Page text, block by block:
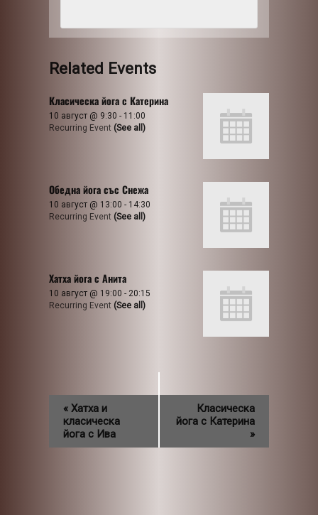
Related Events
Класическа йога с Катерина
10 август @ 9:30 - 11:00
Recurring Event (See all)
Обедна йога със Снежа
10 август @ 13:00 - 14:30
Recurring Event (See all)
Хатха йога с Анита
10 август @ 19:00 - 20:15
Recurring Event (See all)
« Хатха и
класическа
йога с Ива
Класическа
йога с Катерина
»